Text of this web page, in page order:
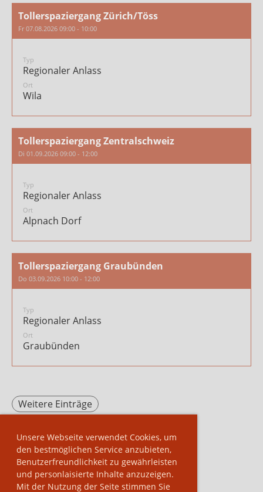
Unsere Webseite verwendet Cookies, um
den bestmöglichen Service anzubieten,
Benutzerfreundlichkeit zu gewährleisten
und personlaisierte Inhalte anzuzeigen.
Mit der Nutzung der Seite stimmen Sie
Tollerspaziergang Zürich/Töss
Fr 07.08.2026 09:00 - 10:00
Typ
Regionaler Anlass
Ort
Wila
Tollerspaziergang Zentralschweiz
Di 01.09.2026 09:00 - 12:00
Typ
Regionaler Anlass
Ort
Alpnach Dorf
Tollerspaziergang Graubünden
Do 03.09.2026 10:00 - 12:00
Typ
Regionaler Anlass
Ort
Graubünden
Weitere Einträge